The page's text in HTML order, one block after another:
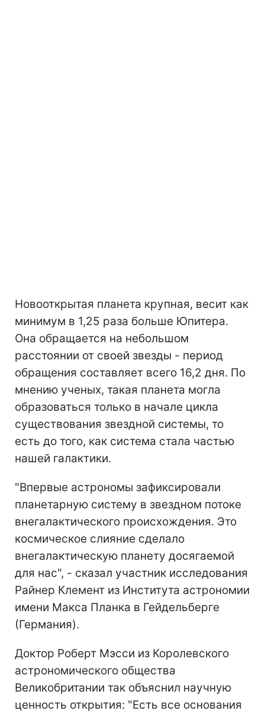
Новооткрытая планета крупная, весит как
минимум в 1,25 раза больше Юпитера.
Она обращается на небольшом
расстоянии от своей звезды - период
обращения составляет всего 16,2 дня. По
мнению ученых, такая планета могла
образоваться только в начале цикла
существования звездной системы, то
есть до того, как система стала частью
нашей галактики.
"Впервые астрономы зафиксировали
планетарную систему в звездном потоке
внегалактического происхождения. Это
космическое слияние сделало
внегалактическую планету досягаемой
для нас", - сказал участник исследования
Райнер Клемент из Института астрономии
имени Макса Планка в Гейдельберге
(Германия).
Доктор Роберт Мэсси из Королевского
астрономического общества
Великобритании так объяснил научную
ценность открытия: "Есть все основания